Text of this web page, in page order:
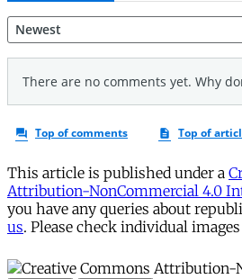
This article is published under a
Attribution-NonCommercial 4.0
you have any queries about
us. Please check individual